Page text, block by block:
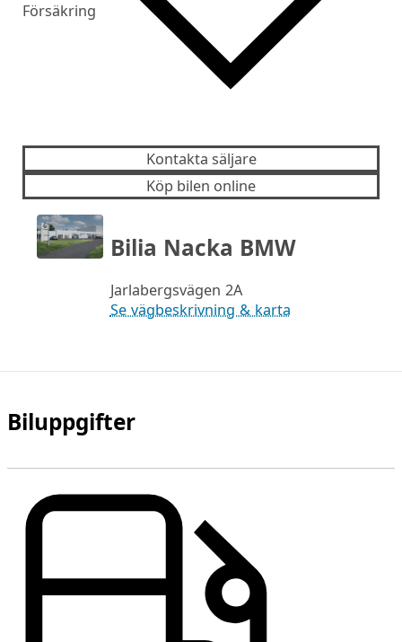
Försäkring
Kontakta säljare
Köp bilen online
Bilia Nacka BMW
Jarlabergsvägen 2A
Se vägbeskrivning & karta
Biluppgifter